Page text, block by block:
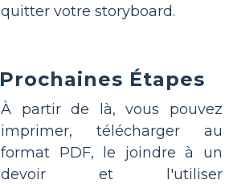
quitter votre storyboard.
Prochaines Étapes
À partir de là, vous pouvez
imprimer, télécharger au
format PDF, le joindre à un
devoir et l'utiliser